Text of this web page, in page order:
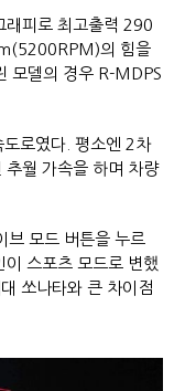
래피로 최고출력 290
의 힘을
모델의 경우 R-MDPS
로였다. 평소엔 2차
추월 가속을 하며 차량
브 모드 버튼을 누르
스포츠 모드로 변했
쏘나타와 큰 차이점